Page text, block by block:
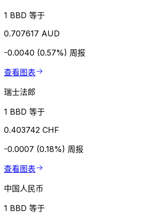
1 BBD 等于
0.707617 AUD
-0.0040 (0.57%) 周报
查看图表
瑞士法郎
1 BBD 等于
0.403742 CHF
-0.0007 (0.18%) 周报
查看图表
中国人民币
1 BBD 等于